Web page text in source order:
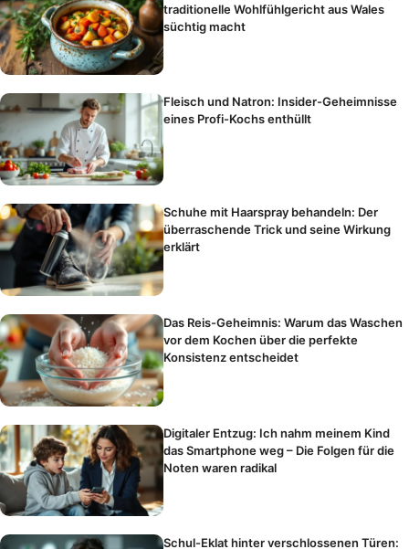
traditionelle Wohlfühlgericht aus Wales
süchtig macht
Fleisch und Natron: Insider-Geheimnisse
eines Profi-Kochs enthüllt
Schuhe mit Haarspray behandeln: Der
überraschende Trick und seine Wirkung
erklärt
Das Reis-Geheimnis: Warum das Waschen
vor dem Kochen über die perfekte
Konsistenz entscheidet
Digitaler Entzug: Ich nahm meinem Kind
das Smartphone weg – Die Folgen für die
Noten waren radikal
Schul-Eklat hinter verschlossenen Türen: